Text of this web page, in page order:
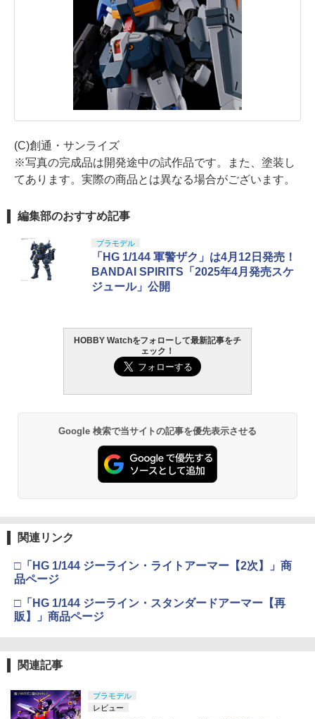
(C)創通・サンライズ
※写真の完成品は開発途中の試作品です。また、塗装し
てあります。実際の商品とは異なる場合がございます。
編集部のおすすめ記事
プラモデル
「HG 1/144 軍警ザク」は4月12日発売！
BANDAI SPIRITS「2025年4月発売スケ
ジュール」公開
HOBBY Watchをフォローして最新記事をチ
ェック！
Google 検索で当サイトの記事を優先表示させる
関連リンク
□「HG 1/144 ジーライン・ライトアーマー【2次】」商
品ページ
□「HG 1/144 ジーライン・スタンダードアーマー【再
販】」商品ページ
関連記事
プラモデル
レビュー